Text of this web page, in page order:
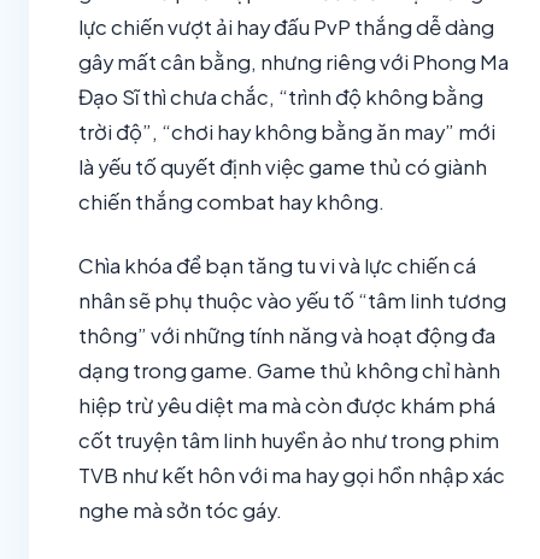
lực chiến vượt ải hay đấu PvP thắng dễ dàng
gây mất cân bằng, nhưng riêng với Phong Ma
Đạo Sĩ thì chưa chắc, “trình độ không bằng
trời độ”, “chơi hay không bằng ăn may” mới
là yếu tố quyết định việc game thủ có giành
chiến thắng combat hay không.
Chìa khóa để bạn tăng tu vi và lực chiến cá
nhân sẽ phụ thuộc vào yếu tố “tâm linh tương
thông” với những tính năng và hoạt động đa
dạng trong game. Game thủ không chỉ hành
hiệp trừ yêu diệt ma mà còn được khám phá
cốt truyện tâm linh huyền ảo như trong phim
TVB như kết hôn với ma hay gọi hồn nhập xác
nghe mà sởn tóc gáy.